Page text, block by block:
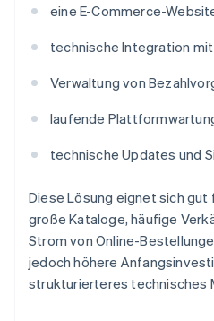
eine E-Commerce-
technische Integration
Verwaltung von
laufende
technische Updates und
Diese Lösung eignet sich gut
große Kataloge, häufige
Strom von Online-
jedoch höhere
strukturierteres technisches